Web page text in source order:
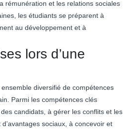
rémunération et les relations sociales
les étudiants se préparent à
au développement et à
lors d’une
diversifié de compétences
Parmi les compétences clés
candidats, à gérer les conflits et les
sociaux, à concevoir et